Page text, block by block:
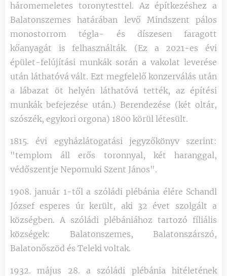
háromemeletes toronytesttel. Az építkezéshez a
Balatonszemes határában levő Mindszent pálos
monostorrom tégla- és díszesen faragott
kőanyagát is felhasználták. (Ez a 2021-es évi
épület-felújítási munkák során a vakolat leverése
után láthatóvá vált. Ezt megfelelő konzerválás után
a lábazat öt helyén láthatóvá tették, az építési
munkák befejezése után.) Berendezése (két oltár,
szószék, egykori orgona) 1800 körül létesült.
1815. évi egyházlátogatási jegyzőkönyv szerint:
"templom áll erős toronnyal, két haranggal,
védőszentje Nepomuki Szent János".
1908. január 1-től a szóládi plébánia élére Schandl
József esperes úr került, aki 32 évet szolgált a
községben. A szóládi plébániához tartozó fíliális
községek: Balatonszemes, Balatonszárszó,
Balatonőszöd és Teleki voltak.
1932. május 28. a szóládi plébánia hitéletének